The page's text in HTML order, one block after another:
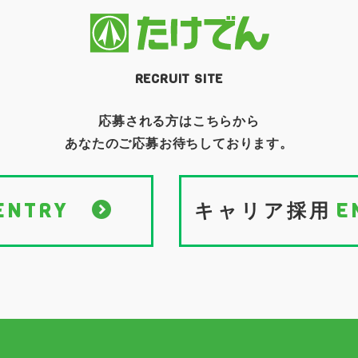
RECRUIT SITE
応募される方はこちらから
あなたのご応募お待ちしております。
キャリア採用